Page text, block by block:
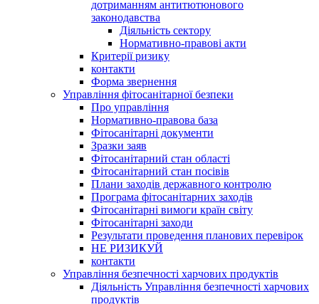
дотриманням антитютюнового
законодавства
Діяльність сектору
Нормативно-правові акти
Критерії ризику
контакти
Форма звернення
Управління фітосанітарної безпеки
Про управління
Нормативно-правова база
Фітосанітарні документи
Зразки заяв
Фітосанітарний стан області
Фітосанітарний стан посівів
Плани заходів державного контролю
Програма фітосанітарних заходів
Фітосанітарні вимоги країн світу
Фітосанітарні заходи
Результати проведення планових перевірок
НЕ РИЗИКУЙ
контакти
Управління безпечності харчових продуктів
Діяльність Управління безпечності харчових
продуктів